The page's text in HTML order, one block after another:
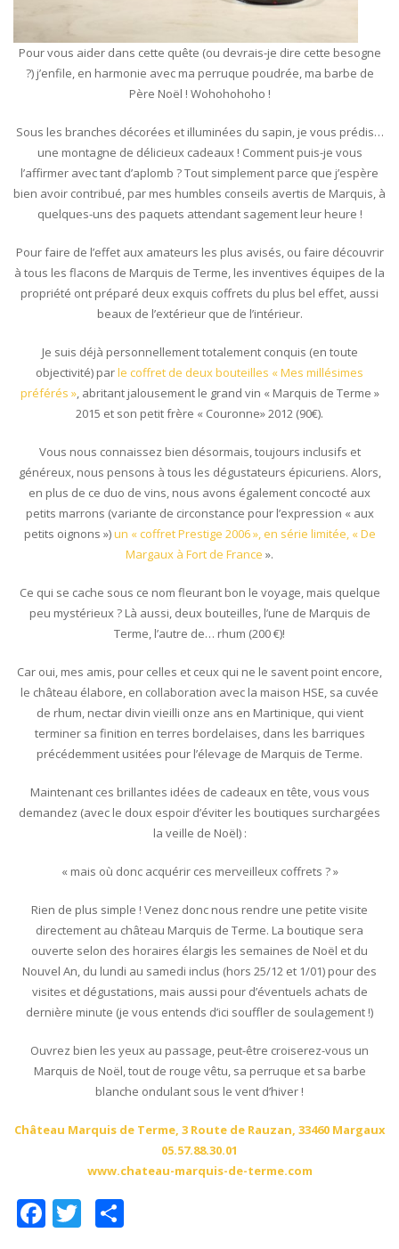
Pour vous aider dans cette quête (ou devrais-je dire cette besogne
?) j’enfile, en harmonie avec ma perruque poudrée, ma barbe de
Père Noël ! Wohohohoho !
Sous les branches décorées et illuminées du sapin, je vous prédis…
une montagne de délicieux cadeaux ! Comment puis-je vous
l’affirmer avec tant d’aplomb ? Tout simplement parce que j’espère
bien avoir contribué, par mes humbles conseils avertis de Marquis, à
quelques-uns des paquets attendant sagement leur heure !
Pour faire de l’effet aux amateurs les plus avisés, ou faire découvrir
à tous les flacons de Marquis de Terme, les inventives équipes de la
propriété ont préparé deux exquis coffrets du plus bel effet, aussi
beaux de l’extérieur que de l’intérieur.
Je suis déjà personnellement totalement conquis (en toute
objectivité) parle coffret de deux bouteilles « Mes millésimes
préférés », abritant jalousement le grand vin « Marquis de Terme »
2015 et son petit frère « Couronne» 2012 (90€).
Vous nous connaissez bien désormais, toujours inclusifs et
généreux, nous pensons à tous les dégustateurs épicuriens. Alors,
en plus de ce duo de vins, nous avons également concocté aux
petits marrons (variante de circonstance pour l’expression « aux
petits oignons »)un « coffret Prestige 2006 », en série limitée, « De
Margaux à Fort de France ».
Ce qui se cache sous ce nom fleurant bon le voyage, mais quelque
peu mystérieux ? Là aussi, deux bouteilles, l’une de Marquis de
Terme, l’autre de… rhum (200 €)!
Car oui, mes amis, pour celles et ceux qui ne le savent point encore,
le château élabore, en collaboration avec la maison HSE, sa cuvée
de rhum, nectar divin vieilli onze ans en Martinique, qui vient
terminer sa finition en terres bordelaises, dans les barriques
précédemment usitées pour l’élevage de Marquis de Terme.
Maintenant ces brillantes idées de cadeaux en tête, vous vous
demandez (avec le doux espoir d’éviter les boutiques surchargées
la veille de Noël) :
« mais où donc acquérir ces merveilleux coffrets ? »
Rien de plus simple ! Venez donc nous rendre une petite visite
directement au château Marquis de Terme. La boutique sera
ouverte selon des horaires élargis les semaines de Noël et du
Nouvel An, du lundi au samedi inclus (hors 25/12 et 1/01) pour des
visites et dégustations, mais aussi pour d’éventuels achats de
dernière minute (je vous entends d’ici souffler de soulagement !)
Ouvrez bien les yeux au passage, peut-être croiserez-vous un
Marquis de Noël, tout de rouge vêtu, sa perruque et sa barbe
blanche ondulant sous le vent d’hiver !
Château Marquis de Terme, 3 Route de Rauzan, 33460 Margaux
05.57.88.30.01
www.chateau-marquis-de-terme.com
Facebook
Twitter